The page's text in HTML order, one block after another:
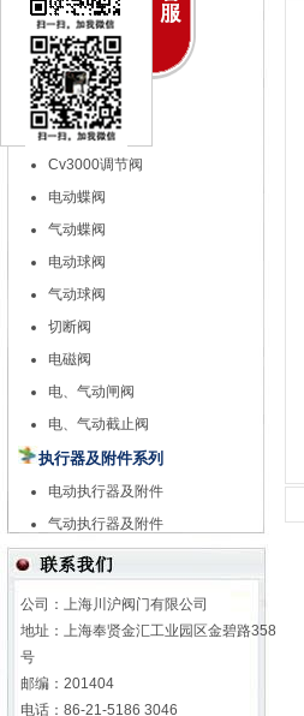
电动调节阀
气动调节阀
特殊调节阀
自力式调节阀
Cv3000调节阀
电动蝶阀
气动蝶阀
电动球阀
气动球阀
切断阀
电磁阀
电、气动闸阀
电、气动截止阀
执行器及附件系列
电动执行器及附件
气动执行器及附件
公司：上海川沪阀门有限公司
地址：上海奉贤金汇工业园区金碧路358
号
邮编：201404
电话：86-21-5186 3046